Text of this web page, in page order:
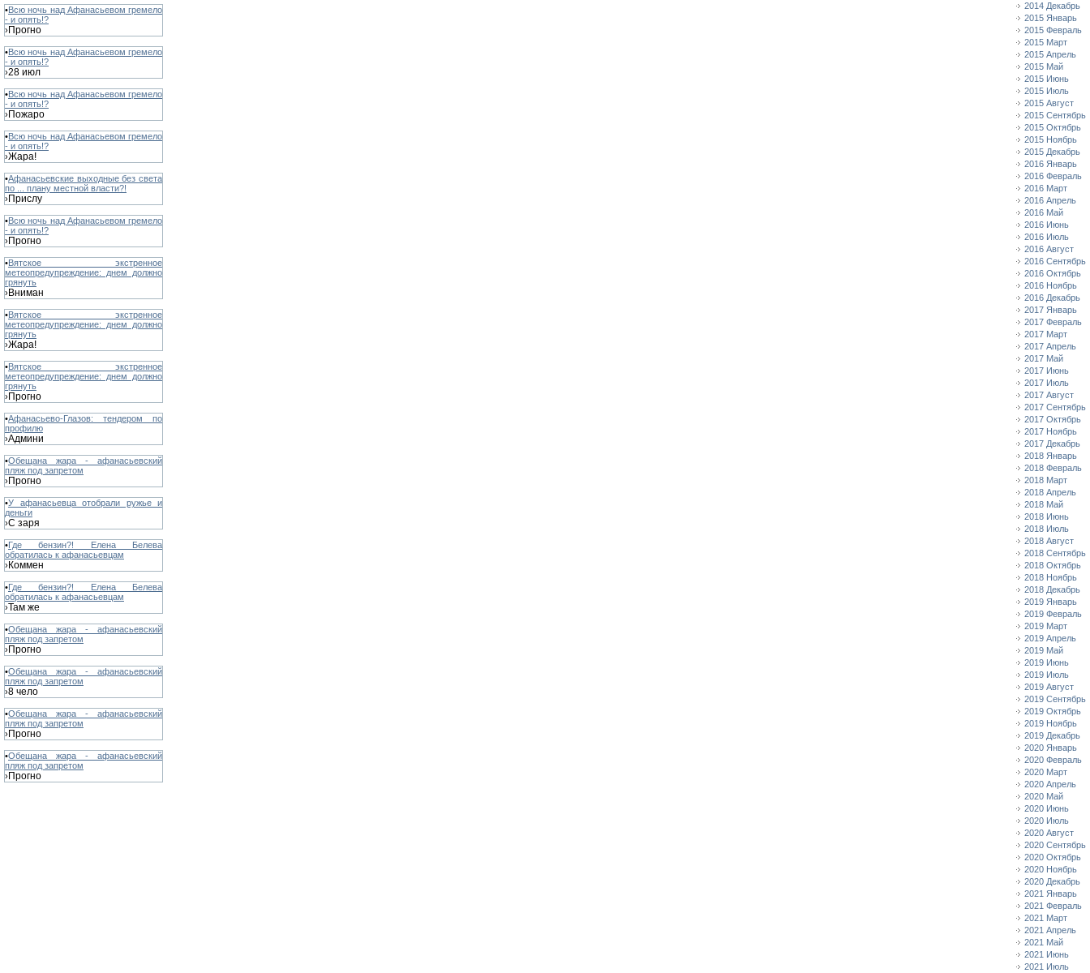
•Всю ночь над Афанасьевом гремело
- и опять!?
›Прогно
•Всю ночь над Афанасьевом гремело
- и опять!?
›28 июл
•Всю ночь над Афанасьевом гремело
- и опять!?
›Пожаро
•Всю ночь над Афанасьевом гремело
- и опять!?
›Жара!
•Афанасьевские выходные без света
по ... плану местной власти?!
›Прислу
•Всю ночь над Афанасьевом гремело
- и опять!?
›Прогно
•Вятское экстренное
метеопредупреждение: днем должно
грянуть
›Вниман
•Вятское экстренное
метеопредупреждение: днем должно
грянуть
›Жара!
•Вятское экстренное
метеопредупреждение: днем должно
грянуть
›Прогно
•Афанасьево-Глазов: тендером по
профилю
›Админи
•Обещана жара - афанасьевский
пляж под запретом
›Прогно
•У афанасьевца отобрали ружье и
деньги
›С заря
•Где бензин?! Елена Белева
обратилась к афанасьевцам
›Коммен
•Где бензин?! Елена Белева
обратилась к афанасьевцам
›Там же
•Обещана жара - афанасьевский
пляж под запретом
›Прогно
•Обещана жара - афанасьевский
пляж под запретом
›8 чело
•Обещана жара - афанасьевский
пляж под запретом
›Прогно
•Обещана жара - афанасьевский
пляж под запретом
›Прогно
2014 Декабрь
2015 Январь
2015 Февраль
2015 Март
2015 Апрель
2015 Май
2015 Июнь
2015 Июль
2015 Август
2015 Сентябрь
2015 Октябрь
2015 Ноябрь
2015 Декабрь
2016 Январь
2016 Февраль
2016 Март
2016 Апрель
2016 Май
2016 Июнь
2016 Июль
2016 Август
2016 Сентябрь
2016 Октябрь
2016 Ноябрь
2016 Декабрь
2017 Январь
2017 Февраль
2017 Март
2017 Апрель
2017 Май
2017 Июнь
2017 Июль
2017 Август
2017 Сентябрь
2017 Октябрь
2017 Ноябрь
2017 Декабрь
2018 Январь
2018 Февраль
2018 Март
2018 Апрель
2018 Май
2018 Июнь
2018 Июль
2018 Август
2018 Сентябрь
2018 Октябрь
2018 Ноябрь
2018 Декабрь
2019 Январь
2019 Февраль
2019 Март
2019 Апрель
2019 Май
2019 Июнь
2019 Июль
2019 Август
2019 Сентябрь
2019 Октябрь
2019 Ноябрь
2019 Декабрь
2020 Январь
2020 Февраль
2020 Март
2020 Апрель
2020 Май
2020 Июнь
2020 Июль
2020 Август
2020 Сентябрь
2020 Октябрь
2020 Ноябрь
2020 Декабрь
2021 Январь
2021 Февраль
2021 Март
2021 Апрель
2021 Май
2021 Июнь
2021 Июль